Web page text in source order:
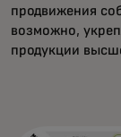
продвижения
возможно,
продукции